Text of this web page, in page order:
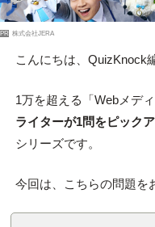
PR 株式会社JERA
こんにちは、QuizKnock
1万を超える「Webメデ
ライターが1問をピック
シリーズです。
今回は、こちらの問題を